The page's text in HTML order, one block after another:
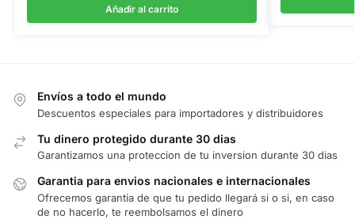
Añadir al carrito
Envíos a todo el mundo
Descuentos especiales para importadores y distribuidores
Tu dinero protegido durante 30 dias
Garantizamos una proteccion de tu inversion durante 30 dias
Garantia para envios nacionales e internacionales
Ofrecemos garantia de que tu pedido llegará si o si, en caso
de no hacerlo, te reembolsamos el dinero